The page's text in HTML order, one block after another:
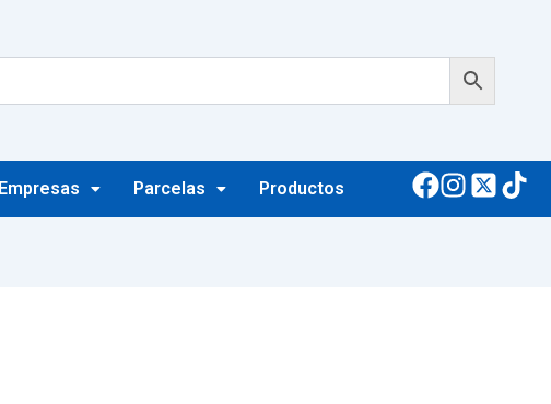
Empresas Parcelas Productos